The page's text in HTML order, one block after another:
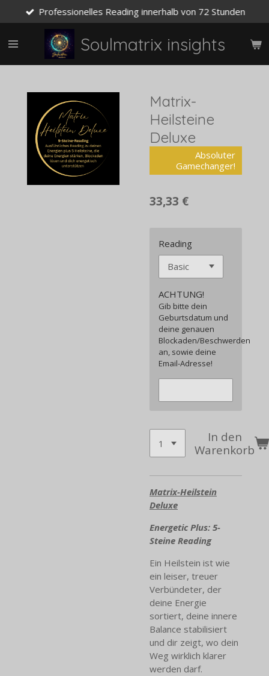
Hauptinhalt
springen
Soulmatrix insights
Professionelles Reading innerhalb von 72 Stunden
Matrix-
Heilsteine
Deluxe
Absoluter
Gamechanger!
33,33 €
Reading
ACHTUNG!
Gib bitte dein
Geburtsdatum und
deine genauen
Blockaden/Beschwerden
an, sowie deine
Email-Adresse!
In den
Warenkorb
Matrix-Heilstein
Deluxe
Energetic Plus: 5-
Steine Reading
Ein Heilstein ist wie
ein leiser, treuer
Verbündeter, der
deine Energie
sortiert, deine innere
Balance stabilisiert
und dir zeigt, wo dein
Weg wirklich klarer
werden darf.